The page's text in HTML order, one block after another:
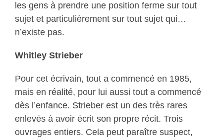
les gens à prendre une position ferme sur tout
sujet et particulièrement sur tout sujet qui…
n’existe pas.
Whitley Strieber
Pour cet écrivain, tout a commencé en 1985,
mais en réalité, pour lui aussi tout a commencé
dès l’enfance. Strieber est un des très rares
enlevés à avoir écrit son propre récit. Trois
ouvrages entiers. Cela peut paraître suspect,